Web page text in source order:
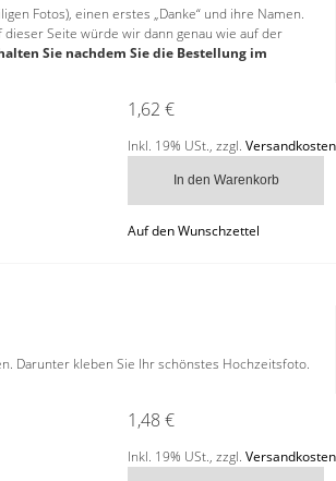
Fotos), einen erstes „Danke“ und ihre Namen.
Seite würde wir dann genau wie auf der
Sie nachdem Sie die Bestellung im
1,62 €
Inkl. 19% USt., zzgl. Versandkosten
In den Warenkorb
Auf den Wunschzettel
Darunter kleben Sie Ihr schönstes Hochzeitsfoto.
1,48 €
Inkl. 19% USt., zzgl. Versandkosten